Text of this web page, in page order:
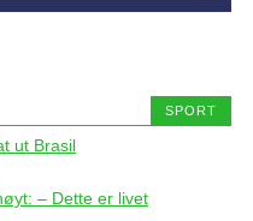
SPORT
ut Brasil
– Dette er livet